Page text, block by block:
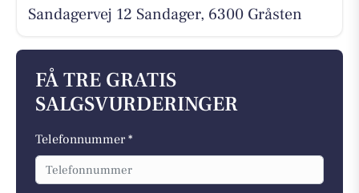
Sandagervej 12 Sandager, 6300 Gråsten
FÅ TRE GRATIS
SALGSVURDERINGER
Telefonnummer *